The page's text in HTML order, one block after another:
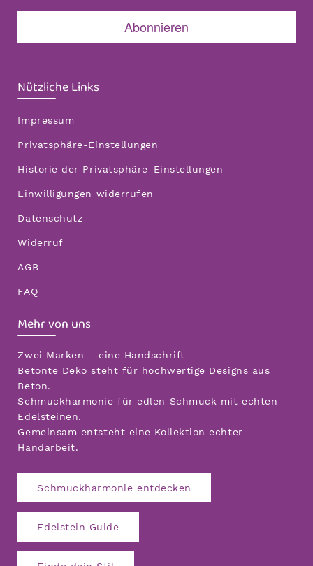
Abonnieren
Nützliche Links
Impressum
Privatsphäre-Einstellungen
Historie der Privatsphäre-Einstellungen
Einwilligungen widerrufen
Datenschutz
Widerruf
AGB
FAQ
Mehr von uns
Zwei Marken – eine Handschrift
Betonte Deko steht für hochwertige Designs aus
Beton.
Schmuckharmonie für edlen Schmuck mit echten
Edelsteinen.
Gemeinsam entsteht eine Kollektion echter
Handarbeit.
Schmuckharmonie entdecken
Edelstein Guide